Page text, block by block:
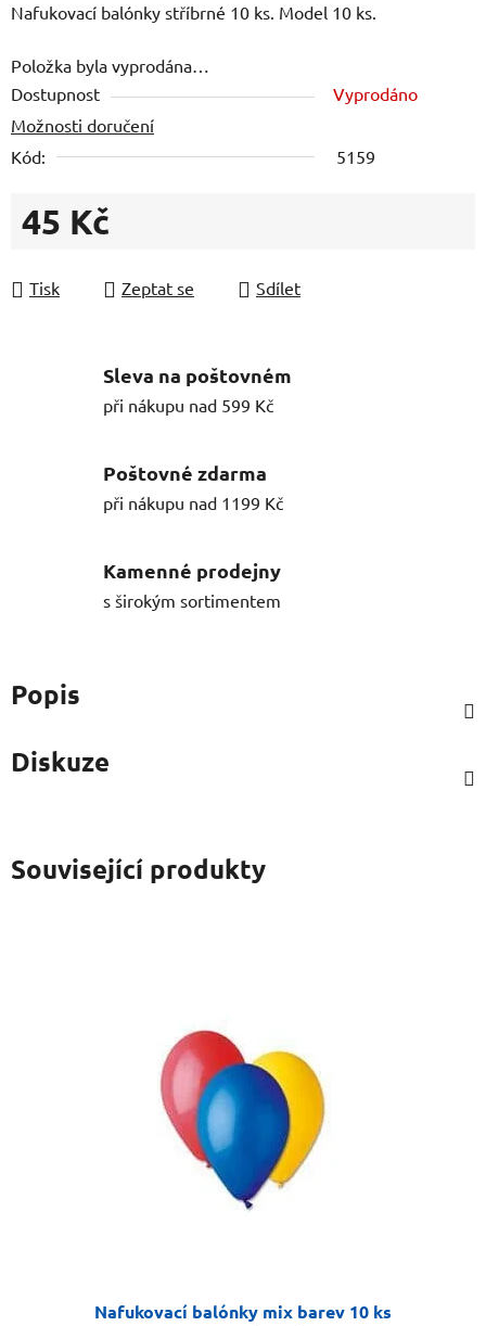
Nafukovací balónky stříbrné 10 ks. Model 10 ks.
Položka byla vyprodána…
Dostupnost
Vyprodáno
Možnosti doručení
Kód:
5159
45 Kč
Tisk
Zeptat se Sdílet
Sleva na poštovném
při nákupu nad 599 Kč
Poštovné zdarma
při nákupu nad 1199 Kč
Kamenné prodejny
s širokým sortimentem
Popis
Diskuze
Související produkty
Nafukovací balónky mix barev 10 ks